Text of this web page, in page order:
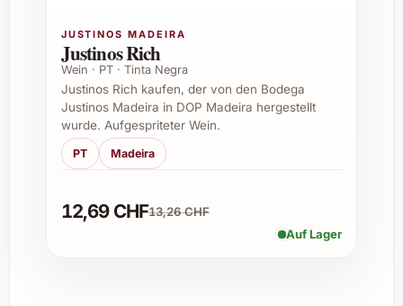
Welche Weinanbau-Region steht hinter diesem
Wein?
Der Wein stammt aus der renommierten
Pfalz, einer der bedeutendsten deutschen
Weinregionen, bekannt für Spitzenqualität
im Riesling-Anbau.
Ist der Wein vegan oder glutenfrei?
JUSTINOS MADEIRA
Justinos Rich
Wein · PT · Tinta Negra
Justinos Rich kaufen, der von den Bodega
Justinos Madeira in DOP Madeira hergestellt
wurde. Aufgespriteter Wein.
PT Madeira
12,69 CHF13,26 CHF
Auf Lager